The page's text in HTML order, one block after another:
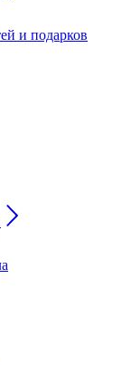
и подарков